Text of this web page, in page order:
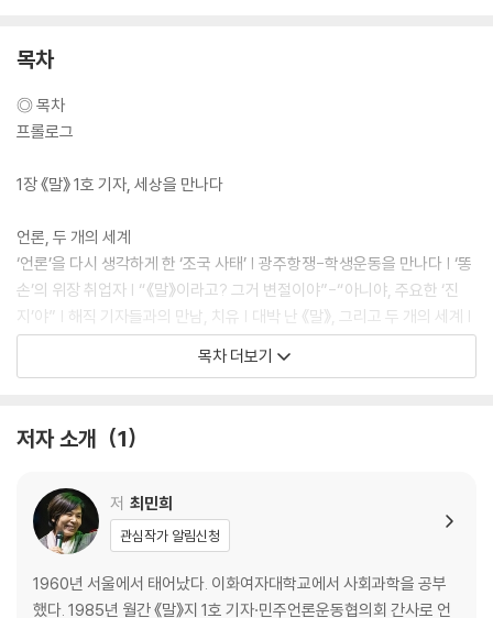
언론운동가에서 적폐에 맞선 정치인이 되기까지
시작해 졸업 후에는 노동운동을 했고, 1970·1980년대 언론 탄압으로 해
직된 기자들이 모여 만든 월간 《말》의 1호 기자·민주언론운동협의회 간사
로 언론운동에 입문했다. 월간 《말》은 전두환 정권의 보도 지침을 폭로하
기도 했다. 6월항쟁 이후 월간 《말》은 독립 매체로, 언협은 시민단체로 거
듭난다. 이름을 바꾼 민주언론운동시민연합(민언련)에서 사무총장, 상임
대표를 연이어 맡으면서 안티조선운동을 했고, 총선시민연대를 조직하여
을 하며 한미 FTA 때 방송 분야 협상을 주도하면서 우리나라 방송 시장을
미방위에서 활동하여 나쁜 종편 솎아내기에 힘썼다. 20대 총선에서 낙선
한 후에도 방송 패널 활동을 하면서 더불어민주당 디지털소통위원장, 문재
인 대선 캠프 디소위 수석부위원장을 하며 언론과 언론운동에 관심을 놓지
않았다. ‘조국 사태’를 맞아 관련 언론 보도의 문제를 목도하면서 권력이 돼
버린 언론을 바로 세우기 위해 검찰개혁 다음으로 언론개혁을 주장하기에
목차
◎ 목차
프롤로그
1장 《말》 1호 기자, 세상을 만나다
언론, 두 개의 세계
‘언론’을 다시 생각하게 한 ‘조국 사태’ | 광주항쟁-학생운동을 만나다 | ‘똥
손’의 위장 취업자 | “《말》이라고? 그거 변절이야”-“아니야, 주요한 ‘진
지’야” | 해직 기자들과의 만남, 치유 | 대박 난 《말》, 그리고 두 개의 세계 |
권력과 언론의 음모?보도 지침 폭로 | 보수 언론의 권력화가 시작되다 | 국
소설가 최민희 | 시민운동으로 발전한 민주언론운동 | 민언련 화양연화 |
싸우는’ 대통령
안티조선, 최전선으로!
조선일보라는 ‘사우론’ | 조선일보의 친일 DNA | 택시 기사도 알고 있던 안
티조선 | ‘안티조선’을 둘러싼 논쟁 | ‘안티조선운동’이 남긴 것
목차 더보기
저자 소개 1
저 최민희
관심작가 알림신청
1960년 서울에서 태어났다. 이화여자대학교에서 사회과학을 공부
했다. 1985년 월간 《말》지 1호 기자·민주언론운동협의회 간사로 언